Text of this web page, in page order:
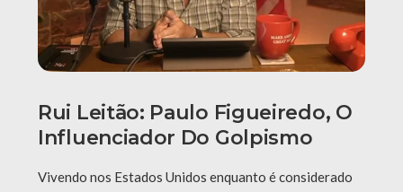
Rui Leitão: Paulo Figueiredo, O
Influenciador Do Golpismo
Vivendo nos Estados Unidos enquanto é considerado